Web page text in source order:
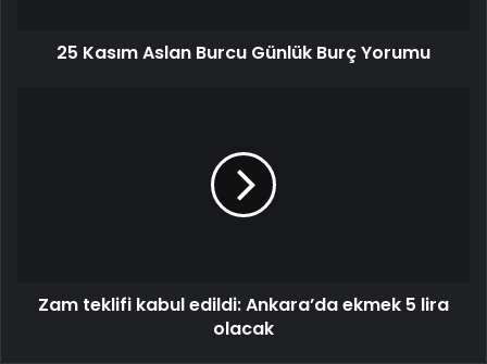
25 Kasım Aslan Burcu Günlük Burç Yorumu
Zam teklifi kabul edildi: Ankara’da ekmek 5 lira
olacak